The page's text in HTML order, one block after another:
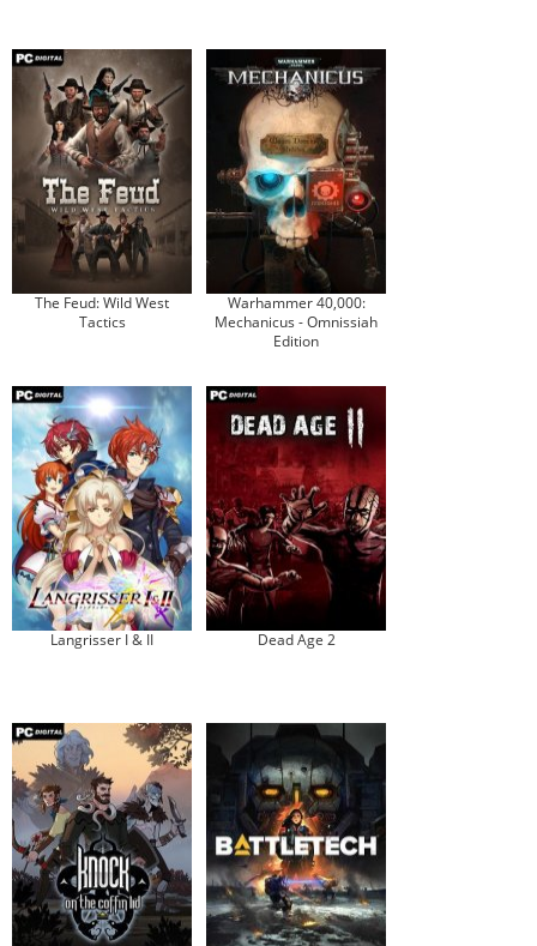
The Feud: Wild West
Tactics
Warhammer 40,000:
Mechanicus - Omnissiah
Edition
Langrisser I & II Dead Age 2